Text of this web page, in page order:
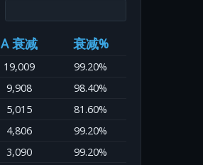
A 衰减 衰减%
19,009
99.20%
9,908
98.40%
5,015
81.60%
4,806
99.20%
3,090
99.20%